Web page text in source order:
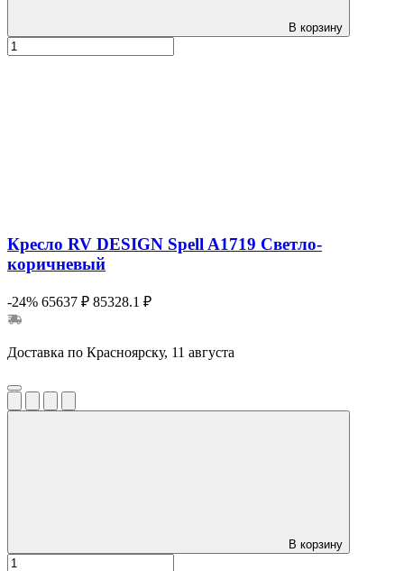
В корзину
Кресло RV DESIGN Spell A1719 Светло-
коричневый
-24% 65637 ₽ 85328.1 ₽
Доставка по Красноярску, 11 августа
В корзину